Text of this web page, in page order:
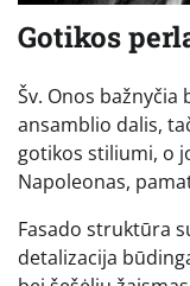
Gotikos
Šv. Onos
ansamblio dalis,
gotikos stiliumi, o
Napoleonas,
Fasado struktūra
detalizacija